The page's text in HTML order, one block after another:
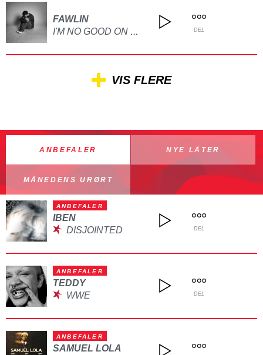
FAWLIN
I'M NO GOOD ON MY OWN DEL
VIS FLERE
ANBEFALER NYE LÅTER
MÅNEDENS URØRT
ANBEFALER
IBEN
DISJOINTED
DEL
ANBEFALER
TEDDY
WWE
DEL
ANBEFALER
SAMUEL LOLA